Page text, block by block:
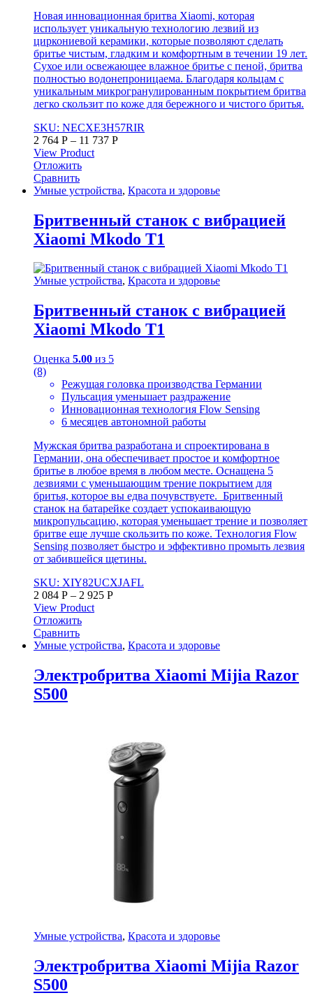
Новая инновационная бритва Xiaomi, которая
использует уникальную технологию лезвий из
циркониевой керамики, которые позволяют сделать
бритье чистым, гладким и комфортным в течении 19 лет.
Сухое или освежающее влажное бритье с пеной, бритва
полностью водонепроницаема. Благодаря кольцам с
уникальным микрогранулированным покрытием бритва
легко скользит по коже для бережного и чистого бритья.
SKU: NECXE3H57RIR
2 764 Р – 11 737 Р
View Product
Отложить
Сравнить
Умные устройства, Красота и здоровье
Бритвенный станок с вибрацией
Xiaomi Mkodo T1
Умные устройства, Красота и здоровье
Бритвенный станок с вибрацией
Xiaomi Mkodo T1
Оценка 5.00 из 5
(8)
Режущая головка производства Германии
Пульсация уменьшает раздражение
Инновационная технология Flow Sensing
6 месяцев автономной работы
Мужская бритва разработана и спроектирована в
Германии, она обеспечивает простое и комфортное
бритье в любое время в любом месте. Оснащена 5
лезвиями с уменьшающим трение покрытием для
бритья, которое вы едва почувствуете. Бритвенный
станок на батарейке создает успокаивающую
микропульсацию, которая уменьшает трение и позволяет
бритве еще лучше скользить по коже. Технология Flow
Sensing позволяет быстро и эффективно промыть лезвия
от забившейся щетины.
SKU: XIY82UCXJAFL
2 084 Р – 2 925 Р
View Product
Отложить
Сравнить
Умные устройства, Красота и здоровье
Электробритва Xiaomi Mijia Razor
S500
Умные устройства, Красота и здоровье
Электробритва Xiaomi Mijia Razor
S500